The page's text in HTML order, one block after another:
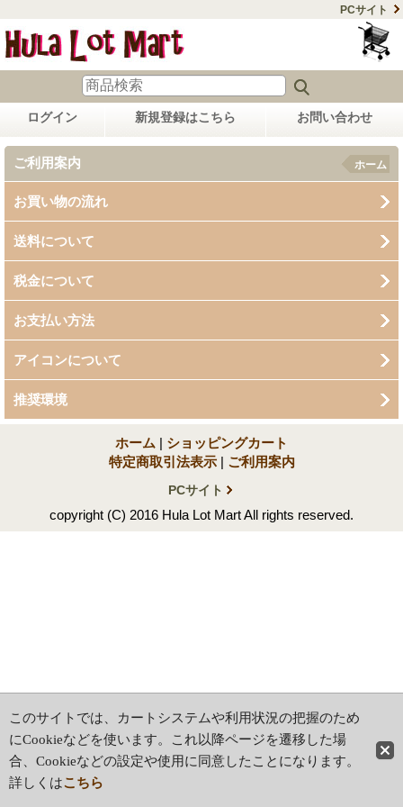
PCサイト
ログイン 新規登録はこちら お問い合わせ
ご利用案内 ホーム
お買い物の流れ
送料について
税金について
お支払い方法
アイコンについて
推奨環境
ホーム | ショッピングカート
特定商取引法表示 | ご利用案内
PCサイト
copyright (C) 2016 Hula Lot Mart All rights reserved.
このサイトでは、カートシステムや利用状況の把握のため
にCookieなどを使います。これ以降ページを遷移した場
合、Cookieなどの設定や使用に同意したことになります。
詳しくはこちら